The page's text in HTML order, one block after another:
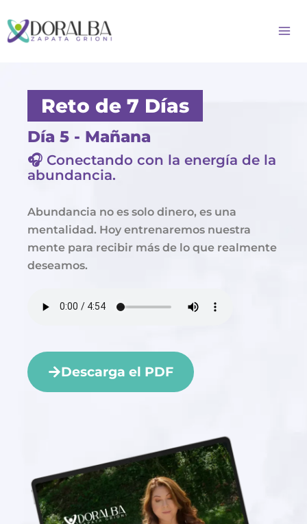
al
contenido
Reto de 7 Días
Día 5 - Mañana
🎧 Conectando con la energía de la
abundancia.
Abundancia no es solo dinero, es una
mentalidad. Hoy entrenaremos nuestra
mente para recibir más de lo que realmente
deseamos.
Descarga el PDF